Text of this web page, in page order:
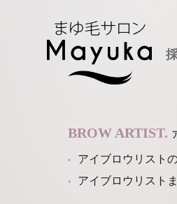
BROW ARTIST.
アイブロウリスト
アイブロウリスト